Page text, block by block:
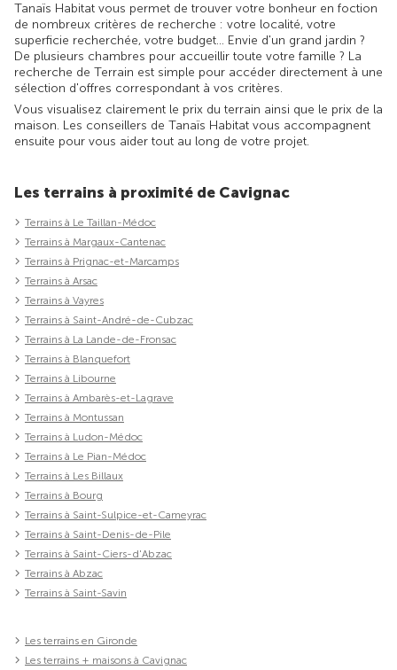
Tanaïs Habitat vous permet de trouver votre bonheur en foction
de nombreux critères de recherche : votre localité, votre
superficie recherchée, votre budget... Envie d'un grand jardin ?
De plusieurs chambres pour accueillir toute votre famille ? La
recherche de Terrain est simple pour accéder directement à une
sélection d'offres correspondant à vos critères.
Vous visualisez clairement le prix du terrain ainsi que le prix de la
maison. Les conseillers de Tanaïs Habitat vous accompagnent
ensuite pour vous aider tout au long de votre projet.
Les terrains à proximité de Cavignac
Terrains à Le Taillan-Médoc
Terrains à Margaux-Cantenac
Terrains à Prignac-et-Marcamps
Terrains à Arsac
Terrains à Vayres
Terrains à Saint-André-de-Cubzac
Terrains à La Lande-de-Fronsac
Terrains à Blanquefort
Terrains à Libourne
Terrains à Ambarès-et-Lagrave
Terrains à Montussan
Terrains à Ludon-Médoc
Terrains à Le Pian-Médoc
Terrains à Les Billaux
Terrains à Bourg
Terrains à Saint-Sulpice-et-Cameyrac
Terrains à Saint-Denis-de-Pile
Terrains à Saint-Ciers-d'Abzac
Terrains à Abzac
Terrains à Saint-Savin
Les terrains en Gironde
Les terrains + maisons à Cavignac